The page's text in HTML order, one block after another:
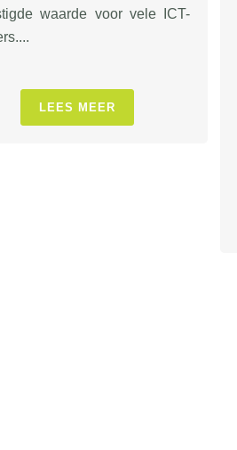
waarde voor vele ICT-
LEES MEER